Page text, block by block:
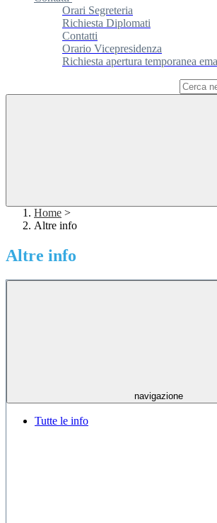
Orari Segreteria
Richiesta Diplomati
Contatti
Orario Vicepresidenza
Richiesta apertura temporanea
Home >
Altre info
Altre info
navigazione
Tutte le info